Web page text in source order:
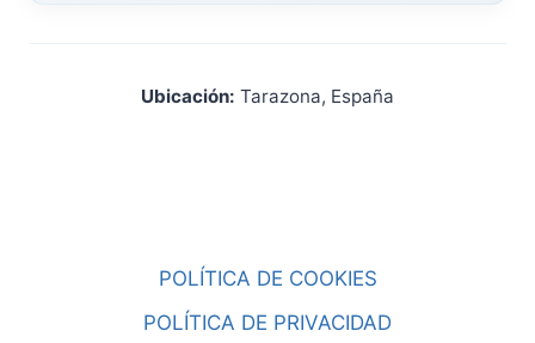
Ubicación: Tarazona, España
POLÍTICA DE COOKIES
POLÍTICA DE PRIVACIDAD